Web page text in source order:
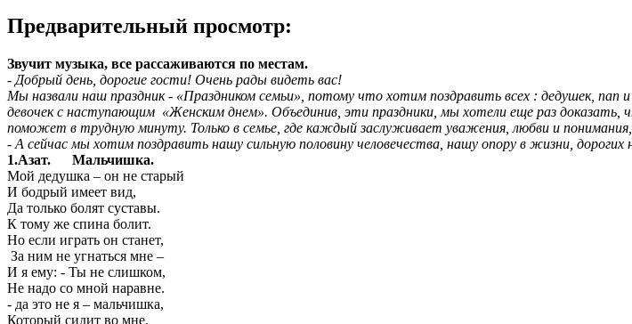
Предварительный просмотр:
Звучит музыка, все рассаживаются по местам.
- Добрый день, дорогие гости! Очень рады видеть вас!
Мы назвали наш праздник - «Праздником семьи», потому что хотим поздравить всех : дедушек,
девочек с наступающим «Женским днем». Объединив, эти праздники, мы хотели еще раз доказать,
поможет в трудную минуту. Только в семье, где каждый заслуживает уважения, любви и
- А сейчас мы хотим поздравить нашу сильную половину человечества, нашу опору в жизни,
1.Азат. Мальчишка.
Мой дедушка – он не старый
И бодрый имеет вид,
Да только болят суставы.
К тому же спина болит.
Но если играть он станет,
За ним не угнаться мне –
И я ему: - Ты не слишком,
Не надо со мной наравне.
- да это не я – мальчишка,
Который сидит во мне.